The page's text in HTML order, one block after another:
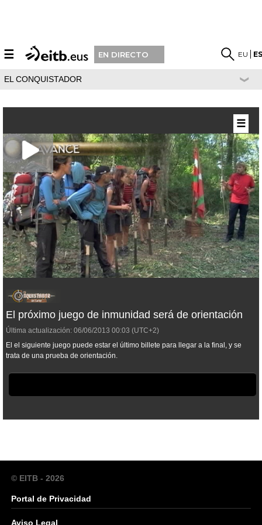
☰ EN DIRECTO EU
EL CONQUISTADOR
El próximo juego de inmunidad será de orientación
Última actualización: 06/06/2013 00:03 (UTC+2)
El el siguiente juego puede estar el último billete para llegar a la final, y se
trata de una prueba de orientación.
☰
© EITB - 2026
Portal de Privacidad
Aviso Legal